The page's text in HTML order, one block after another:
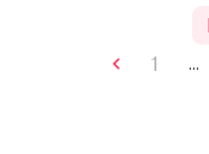
1
...